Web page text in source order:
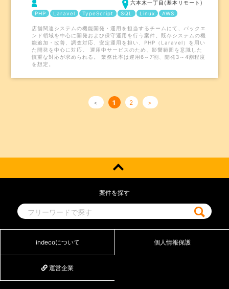
六本木一丁目(基本リモート)
PHP
Laravel TypeScript SQL Linux AWS
店舗関連システムの機能開発・運用を担当するチームにて、バックエ
ンド領域を中心に開発および保守運用を行う案件。既存システムの機
能追加・改善、調査対応、安定運用を担い、PHP（Laravel）を用い
た開発を中心に対応。 運用中サービスのため、影響範囲を意識した
慎重な対応が求められる。 業務比率は運用6～7割、開発3～4割程度
を想定。
＜ 1 2 ＞
案件を探す
indecoについて 個人情報保護
運営企業